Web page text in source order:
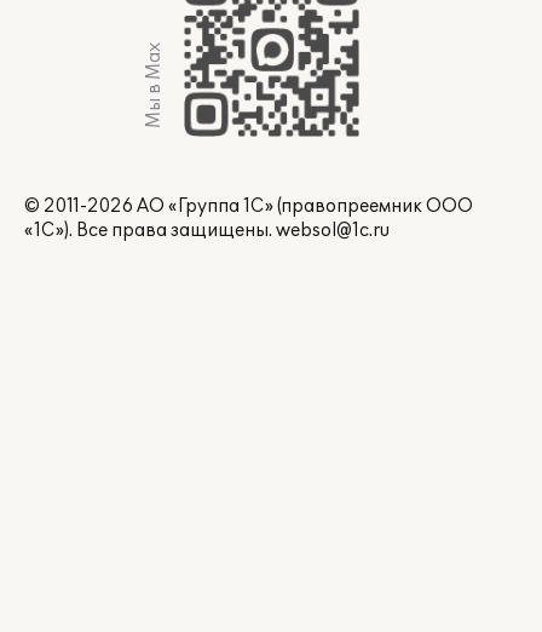
Мы в Max
© 2011-2026 АО «Группа 1С» (правопреемник ООО
«1С»). Все права защищены. websol@1c.ru